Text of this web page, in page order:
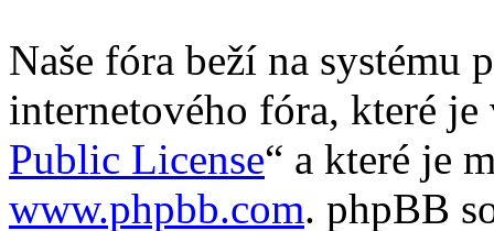
Naše fóra beží na systému
internetového fóra, které
Public License“ a které je
www.phpbb.com. phpBB